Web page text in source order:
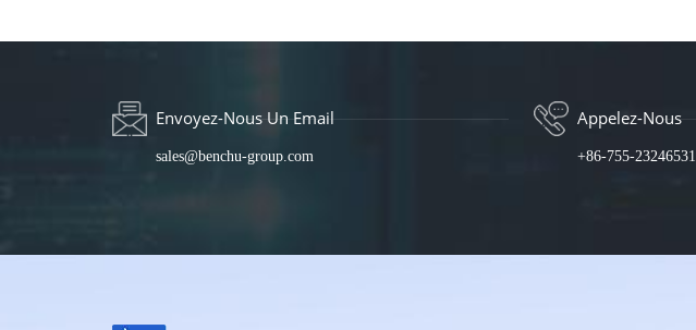
Envoyez-Nous Un Email
sales@benchu-group.com
Appelez-Nous
+86-755-23246531